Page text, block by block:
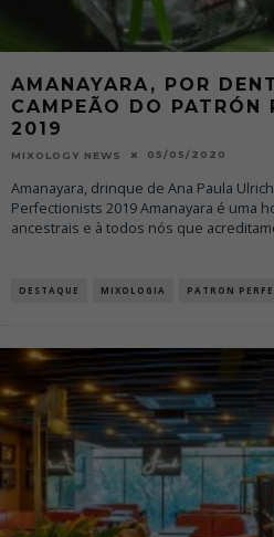
AMANAYARA, POR
CAMPEÃO DO PATRÓN
2019
MIXOLOGY NEWS 05/05/2020
Amanayara, drinque de Ana Paula
Perfectionists 2019 Amanayara é uma
ancestrais e à todos nós que
DESTAQUE MIXOLOGIA PATRON